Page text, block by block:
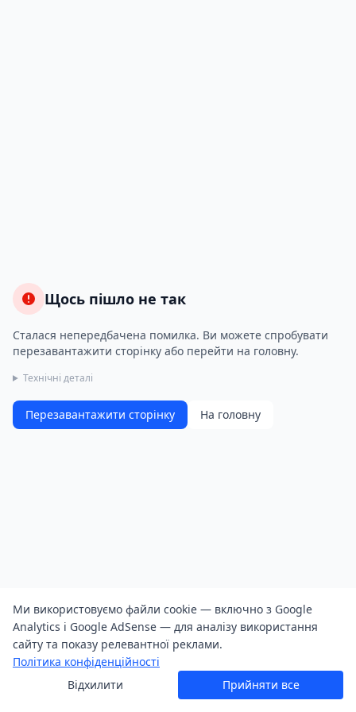
Щось пішло не так
Сталася непередбачена помилка. Ви можете спробувати
перезавантажити сторінку або перейти на головну.
Технічні деталі
Перезавантажити сторінку На головну
Ми використовуємо файли cookie — включно з Google
Analytics і Google AdSense — для аналізу використання
сайту та показу релевантної реклами.
Політика конфіденційності
Відхилити
Прийняти все